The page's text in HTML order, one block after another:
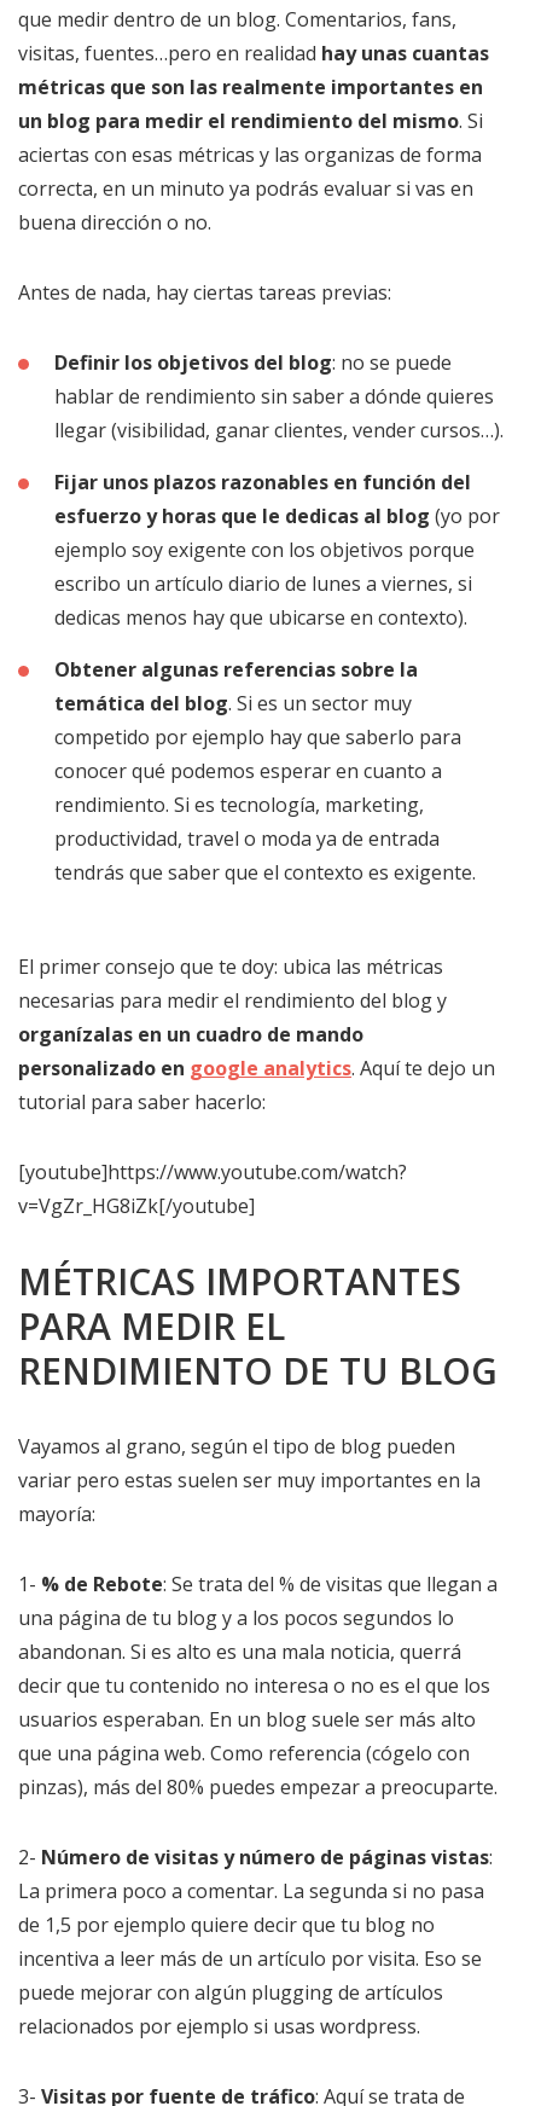
que medir dentro de un blog. Comentarios, fans,
visitas, fuentes…pero en realidad hay unas cuantas
métricas que son las realmente importantes en
un blog para medir el rendimiento del mismo. Si
aciertas con esas métricas y las organizas de forma
correcta, en un minuto ya podrás evaluar si vas en
buena dirección o no.
Antes de nada, hay ciertas tareas previas:
Definir los objetivos del blog: no se puede
hablar de rendimiento sin saber a dónde quieres
llegar (visibilidad, ganar clientes, vender cursos…).
Fijar unos plazos razonables en función del
esfuerzo y horas que le dedicas al blog (yo por
ejemplo soy exigente con los objetivos porque
escribo un artículo diario de lunes a viernes, si
dedicas menos hay que ubicarse en contexto).
Obtener algunas referencias sobre la
temática del blog. Si es un sector muy
competido por ejemplo hay que saberlo para
conocer qué podemos esperar en cuanto a
rendimiento. Si es tecnología, marketing,
productividad, travel o moda ya de entrada
tendrás que saber que el contexto es exigente.
El primer consejo que te doy: ubica las métricas
necesarias para medir el rendimiento del blog y
organízalas en un cuadro de mando
personalizado en google analytics. Aquí te dejo un
tutorial para saber hacerlo:
[youtube]https://www.youtube.com/watch?
v=VgZr_HG8iZk[/youtube]
MÉTRICAS IMPORTANTES
PARA MEDIR EL
RENDIMIENTO DE TU BLOG
Vayamos al grano, según el tipo de blog pueden
variar pero estas suelen ser muy importantes en la
mayoría:
1- % de Rebote: Se trata del % de visitas que llegan a
una página de tu blog y a los pocos segundos lo
abandonan. Si es alto es una mala noticia, querrá
decir que tu contenido no interesa o no es el que los
usuarios esperaban. En un blog suele ser más alto
que una página web. Como referencia (cógelo con
pinzas), más del 80% puedes empezar a preocuparte.
2- Número de visitas y número de páginas vistas:
La primera poco a comentar. La segunda si no pasa
de 1,5 por ejemplo quiere decir que tu blog no
incentiva a leer más de un artículo por visita. Eso se
puede mejorar con algún plugging de artículos
relacionados por ejemplo si usas wordpress.
3- Visitas por fuente de tráfico: Aquí se trata de